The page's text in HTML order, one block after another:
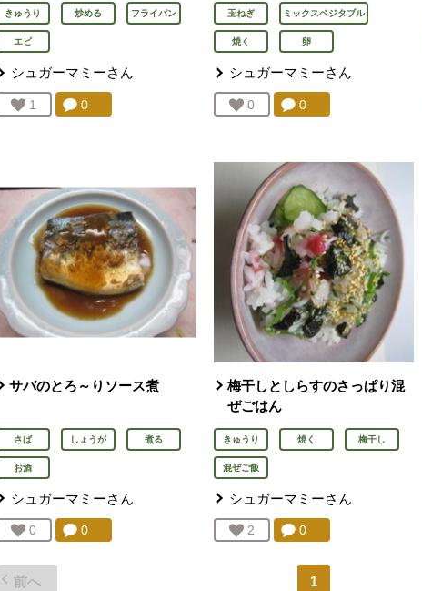
きゅうり 炒める フライパン
エビ
シュガーマミーさん
お気に入り登録：
1 人が登録コメント：
0
玉ねぎ ミックスベジタブル
焼く 卵
シュガーマミーさん
お気に入り登録：
0人が登録コメント：
0件。コメントを見る
サバのとろ～りソース煮
さば しょうが 煮る
お酒
シュガーマミーさん
お気に入り登録：
0 人が登録コメント：
0
梅干しとしらすのさっぱり混
ぜごはん
きゅうり 焼く 梅干し
混ぜご飯
シュガーマミーさん
お気に入り登録：
2 人が登録コメント：
0件。コメントを見る
前へ 1